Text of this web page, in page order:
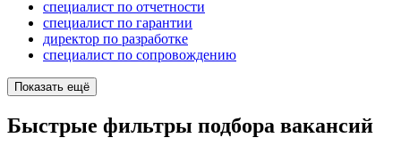
специалист по отчетности
специалист по гарантии
директор по разработке
специалист по сопровождению
Показать ещё
Быстрые фильтры подбора вакансий